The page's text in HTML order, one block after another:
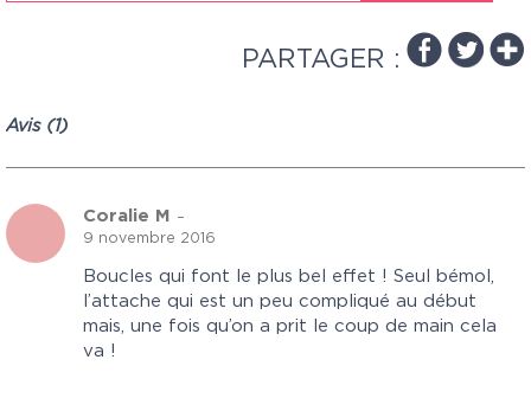
PARTAGER :
Avis (1)
Coralie M
–
9 novembre 2016
Boucles qui font le plus bel effet ! Seul bémol,
l’attache qui est un peu compliqué au début
mais, une fois qu’on a prit le coup de main cela
va !